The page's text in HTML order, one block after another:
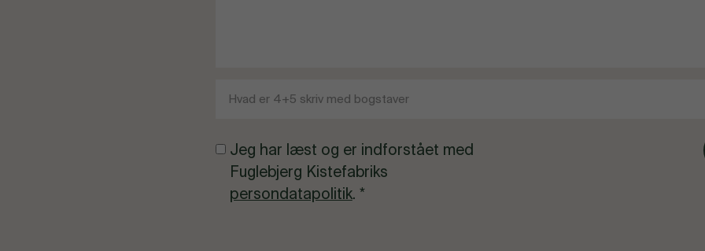
Jeg har læst og er indforstået med
Fuglebjerg Kistefabriks
persondatapolitik. *